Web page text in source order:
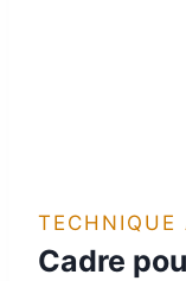
TECHNIQUE
Cadre